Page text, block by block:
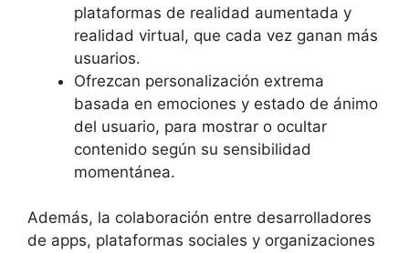
plataformas de realidad aumentada y
realidad virtual, que cada vez ganan más
usuarios.
Ofrezcan personalización extrema
basada en emociones y estado de ánimo
del usuario, para mostrar o ocultar
contenido según su sensibilidad
momentánea.
Además, la colaboración entre desarrolladores
de apps, plataformas sociales y organizaciones